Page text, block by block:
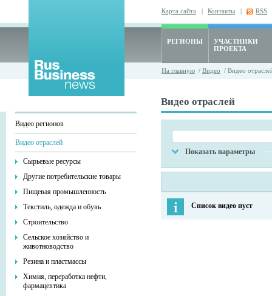
Карта сайта | Контакты | RSS
РЕГИОНЫ
УЧАСТНИКИ
ПРОЕКТА
На главную / Видео / Видео
Видео регионов
Видео отраслей
Сырьевые ресурсы
Другие потребительские товары
Пищевая промышленность
Текстиль, одежда и обувь
Строительство
Сельское хозяйство и
животноводство
Резина и пластмассы
Химия, переработка нефти,
фармацевтика
Видео отраслей
Показать параметры
Список видео пуст